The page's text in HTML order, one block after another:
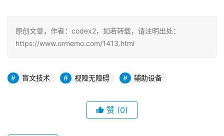
原创文章，作者：codex2，如若转载，请注明出处：
https://www.ormemo.com/1413.html
盲文技术 视障无障碍 辅助设备
赞 (0)